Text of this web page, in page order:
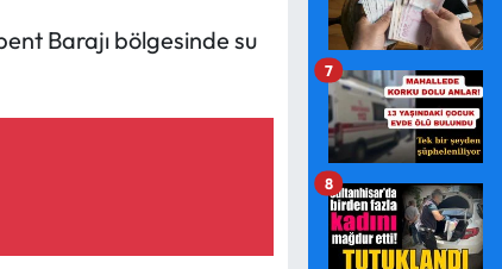
Barajı bölgesinde su
7
8